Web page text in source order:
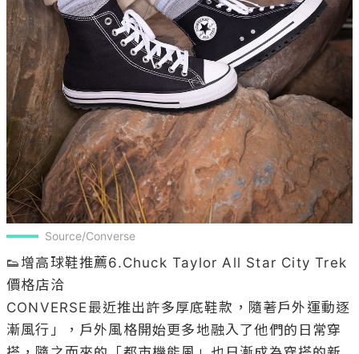
Source/Converse
👟增高球鞋推薦6.Chuck Taylor All Star City Trek
價格店洽
CONVERSE最近推出許多厚底鞋款，隨著戶外運動逐
漸風行」，戶外風格開始更多地融入了他們的日常穿